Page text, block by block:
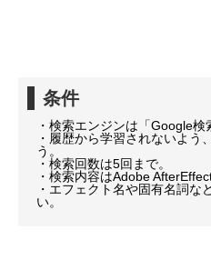
条件
・検索エンジンは「Google検
・履歴から学習されないよう
う。
・検索回数は5回まで。
・検索内容はAdobe
・エフェクト名や固有名詞な
い。